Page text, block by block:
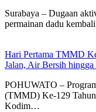
Surabaya – Dugaan
permainan dadu
Hari Pertama TMMD
Jalan, Air Bersih
POHUWATO –
(TMMD) Ke-129 Tahun
Kodim…